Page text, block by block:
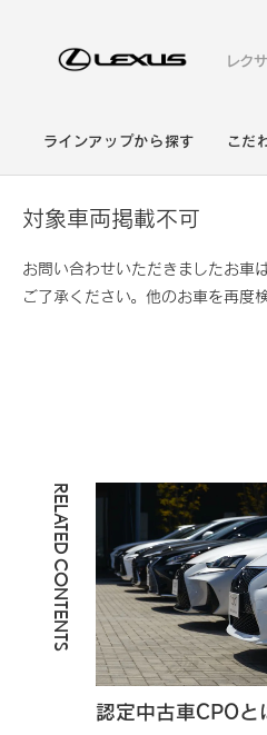
レク
ラインアップから探す こだ
対象車両掲載不可
お問い合わせいただきましたお車
ご了承ください。他のお車を再度
RELATED CONTENTS
認定中古車CPOと